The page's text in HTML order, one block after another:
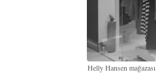
Helly Hansen mağazası